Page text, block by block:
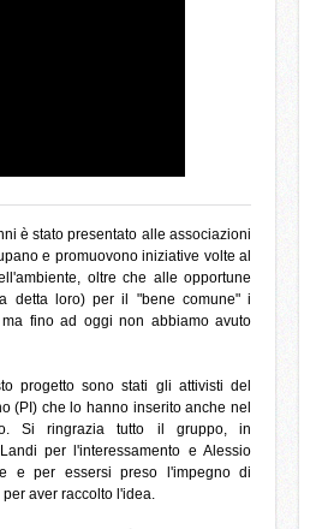
è stato presentato alle associazioni
e promuovono iniziative volte al
oltre che alle opportune
detta loro) per il "bene comune" i
fino ad oggi non abbiamo avuto
progetto sono stati gli attivisti del
(PI) che lo hanno inserito anche nel
Si ringrazia tutto il gruppo, in
per l'interessamento e Alessio
e per essersi preso l'impegno di
aver raccolto l'idea.